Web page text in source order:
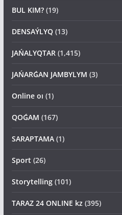
BUL KIM?(19)
DENSAÝLYQ(13)
JAŃALYQTAR(1,415)
JAŃARǴAN JAMBYLYM (3)
Online oı (1)
QOǴAM (167)
SARAPTAMA(1)
Sport (26)
Storytelling(101)
TARAZ 24 ONLINE kz(395)